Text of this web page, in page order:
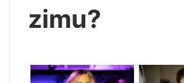
zimu?